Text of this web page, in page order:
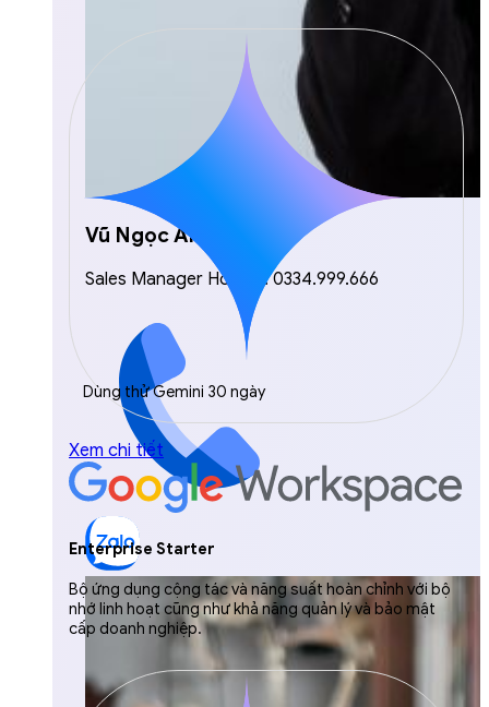
Vũ Ngọc Anh
Sales Manager Hotline: 0334.999.666
Dùng thử Gemini 30 ngày
Xem chi tiết
Enterprise Starter
Bộ ứng dụng cộng tác và năng suất hoàn chỉnh với bộ
nhớ linh hoạt cũng như khả năng quản lý và bảo mật
cấp doanh nghiệp.